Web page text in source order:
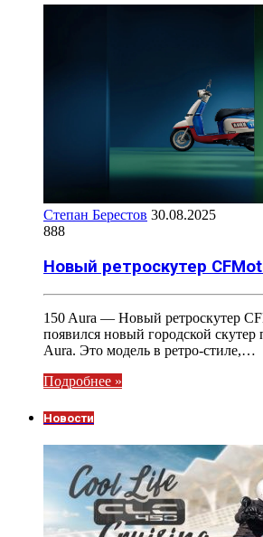
Степан Берестов 30.08.2025
888
Новый ретроскутер
150 Aura — Новый ретроскутер
появился новый городской скутер
Aura. Это модель в ретро-стиле,…
Подробнее »
Новости